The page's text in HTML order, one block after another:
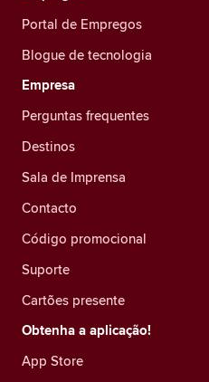
Portal de Empregos
Blogue de tecnologia
Empresa
Perguntas frequentes
Destinos
Sala de Imprensa
Contacto
Código promocional
Suporte
Cartões presente
Obtenha a aplicação!
App Store